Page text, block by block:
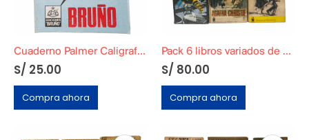
Cuaderno Palmer Caligrafía Original Tomo 3
S/ 25.00
Compra ahora
Pack 6 libros variados de Agatha Christie originales
S/ 80.00
Compra ahora